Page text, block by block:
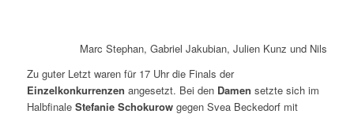
Marc Stephan, Gabriel Jakubian, Julien Kunz und Nils
Zu guter Letzt waren für 17 Uhr die Finals der
Einzelkonkurrenzen angesetzt. Bei den Damen setzte sich im
Halbfinale Stefanie Schokurowgegen Svea Beckedorf mit